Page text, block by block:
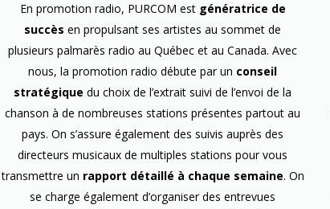
En promotion radio, PURCOM est génératrice de
succès en propulsant ses artistes au sommet de
plusieurs palmarès radio au Québec et au Canada. Avec
nous, la promotion radio débute par un conseil
stratégique du choix de l’extrait suivi de l’envoi de la
chanson à de nombreuses stations présentes partout au
pays. On s’assure également des suivis auprès des
directeurs musicaux de multiples stations pour vous
transmettre un rapport détaillé à chaque semaine. On
se charge également d’organiser des entrevues